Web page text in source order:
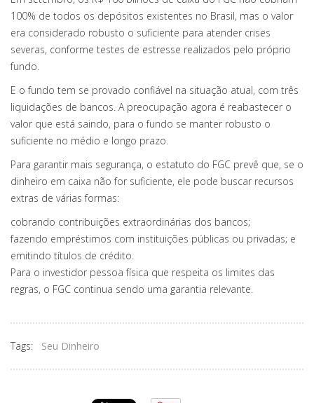
100% de todos os depósitos existentes no Brasil, mas o valor
era considerado robusto o suficiente para atender crises
severas, conforme testes de estresse realizados pelo próprio
fundo.
E o fundo tem se provado confiável na situação atual, com três
liquidações de bancos. A preocupação agora é reabastecer o
valor que está saindo, para o fundo se manter robusto o
suficiente no médio e longo prazo.
Para garantir mais segurança, o estatuto do FGC prevê que, se o
dinheiro em caixa não for suficiente, ele pode buscar recursos
extras de várias formas:
cobrando contribuições extraordinárias dos bancos;
fazendo empréstimos com instituições públicas ou privadas; e
emitindo títulos de crédito.
Para o investidor pessoa física que respeita os limites das
regras, o FGC continua sendo uma garantia relevante.
Tags: Seu Dinheiro